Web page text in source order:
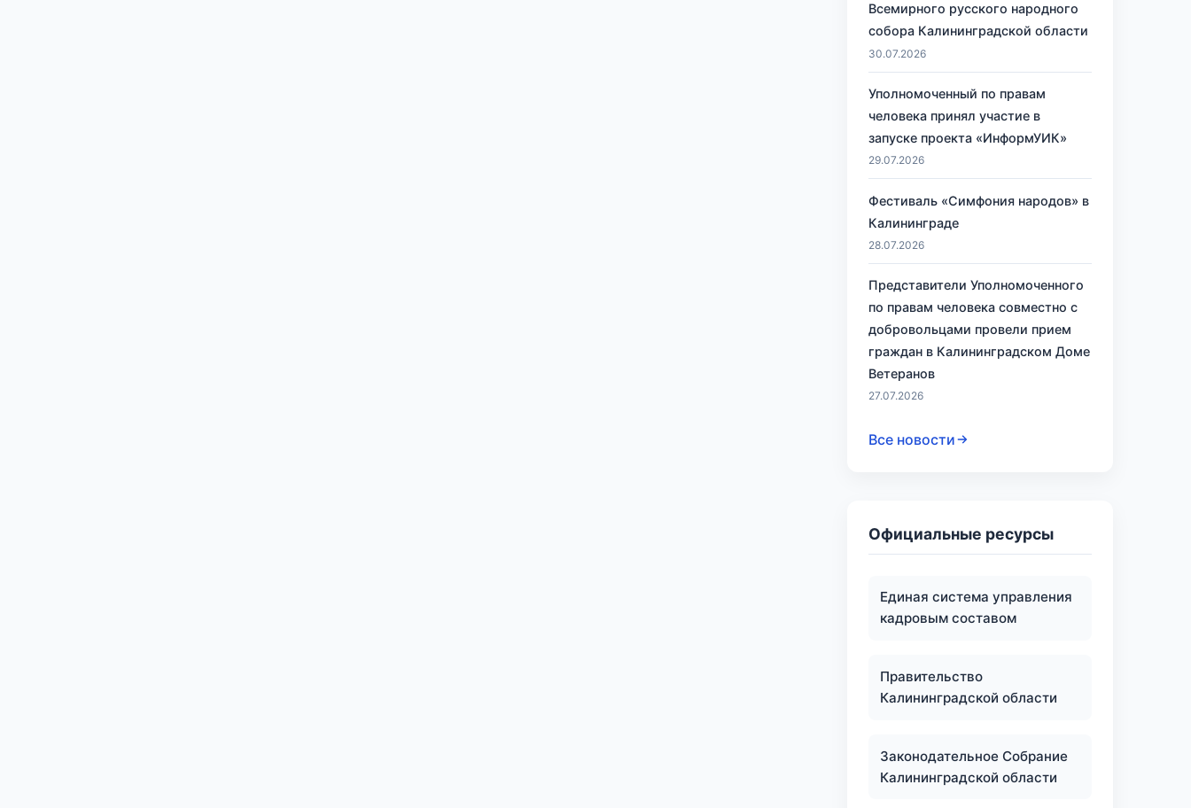
Всемирного русского народного
собора Калининградской области
30.07.2026
Уполномоченный по правам
человека принял участие в
запуске проекта «ИнформУИК»
29.07.2026
Фестиваль «Симфония народов» в
Калининграде
28.07.2026
Представители Уполномоченного
по правам человека совместно с
добровольцами провели прием
граждан в Калининградском Доме
Ветеранов
27.07.2026
Все новости
Официальные ресурсы
Единая система управления
кадровым составом
Правительство
Калининградской области
Законодательное Собрание
Калининградской области